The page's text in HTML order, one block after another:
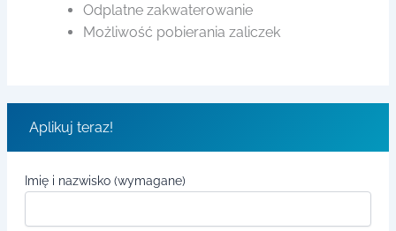
Odplatne zakwaterowanie
Możliwość pobierania zaliczek
Aplikuj teraz!
Imię i nazwisko (wymagane)